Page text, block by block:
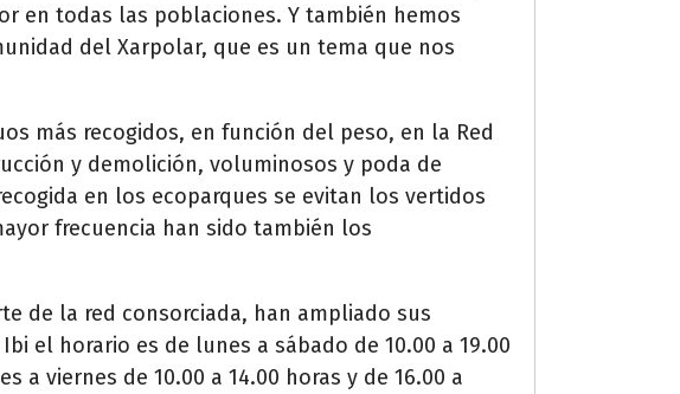
en todas las poblaciones. Y también hemos
del Xarpolar, que es un tema que nos
más recogidos, en función del peso, en la Red
y demolición, voluminosos y poda de
en los ecoparques se evitan los vertidos
frecuencia han sido también los
de la red consorciada, han ampliado sus
el horario es de lunes a sábado de 10.00 a 19.00
a viernes de 10.00 a 14.00 horas y de 16.00 a